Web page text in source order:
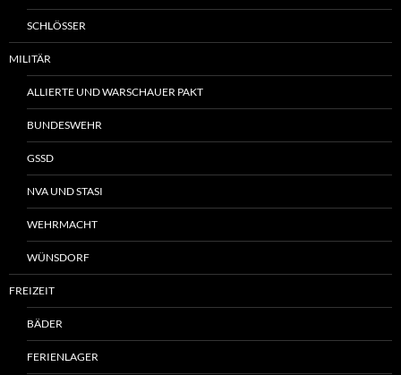
SCHLÖSSER
MILITÄR
ALLIERTE UND WARSCHAUER PAKT
BUNDESWEHR
GSSD
NVA UND STASI
WEHRMACHT
WÜNSDORF
FREIZEIT
BÄDER
FERIENLAGER